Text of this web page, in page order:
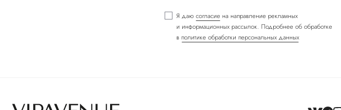
Я даю согласие на направление рекламных
и информационных рассылок. Подробнее об обработке
в политике обработки персональных данных